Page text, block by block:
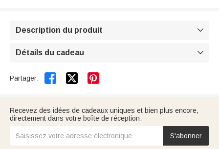
Description du produit 
Détails du cadeau 
Partager:  
Recevez des idées de cadeaux uniques et bien plus encore,
directement dans votre boîte de réception.
S'abonner